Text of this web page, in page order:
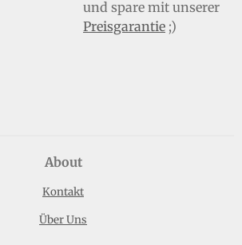
und spare mit unserer
Preisgarantie ;)
About
Kontakt
Über Uns